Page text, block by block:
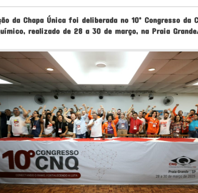
da Chapa Única foi deliberada no 10º Congresso da
realizado de 28 a 30 de março, na Praia